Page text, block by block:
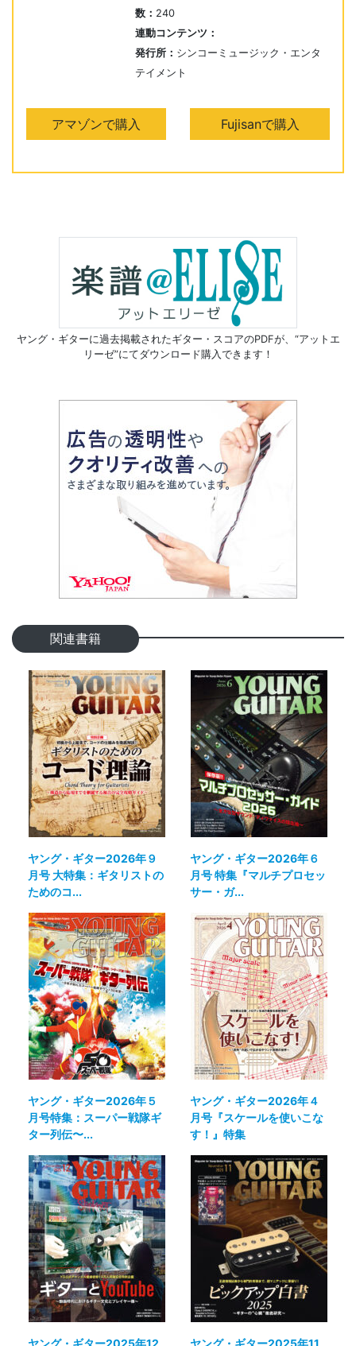
数： 240
連動コンテンツ：
発行所： シンコーミュージック・エンタ
テイメント
アマゾンで購入 Fujisanで購入
ヤング・ギターに過去掲載されたギター・スコアのPDFが、 “アットエ
リーゼ”にてダウンロード購入できます！
関連書籍
ヤング・ギター2026年９
月号 大特集：ギタリストの
ためのコ...
ヤング・ギター2026年６
月号 特集『マルチプロセッ
サー・ガ...
ヤング・ギター2026年５
月号特集：スーパー戦隊ギ
ター列伝〜...
ヤング・ギター2026年４
月号『スケールを使いこな
す！』特集
ヤング・ギター2025年12 ヤング・ギター2025年11